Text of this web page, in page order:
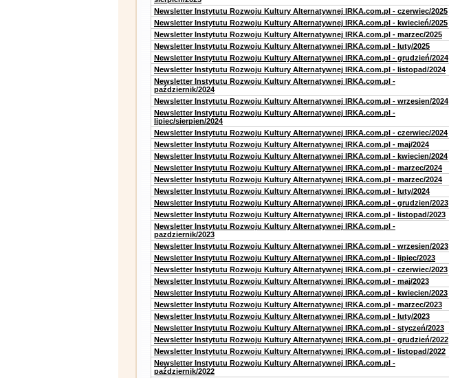
Newsletter Instytutu Rozwoju Kultury Alternatywnej IRKA.com.pl - czerwiec/2025
Newsletter Instytutu Rozwoju Kultury Alternatywnej IRKA.com.pl - kwiecień/2025
Newsletter Instytutu Rozwoju Kultury Alternatywnej IRKA.com.pl - marzec/2025
Newsletter Instytutu Rozwoju Kultury Alternatywnej IRKA.com.pl - luty/2025
Newsletter Instytutu Rozwoju Kultury Alternatywnej IRKA.com.pl - grudzień/2024
Newsletter Instytutu Rozwoju Kultury Alternatywnej IRKA.com.pl - listopad/2024
Newsletter Instytutu Rozwoju Kultury Alternatywnej IRKA.com.pl -
październik/2024
Newsletter Instytutu Rozwoju Kultury Alternatywnej IRKA.com.pl - wrzesien/2024
Newsletter Instytutu Rozwoju Kultury Alternatywnej IRKA.com.pl -
lipiec/sierpien/2024
Newsletter Instytutu Rozwoju Kultury Alternatywnej IRKA.com.pl - czerwiec/2024
Newsletter Instytutu Rozwoju Kultury Alternatywnej IRKA.com.pl - maj/2024
Newsletter Instytutu Rozwoju Kultury Alternatywnej IRKA.com.pl - kwiecien/2024
Newsletter Instytutu Rozwoju Kultury Alternatywnej IRKA.com.pl - marzec/2024
Newsletter Instytutu Rozwoju Kultury Alternatywnej IRKA.com.pl - marzec/2024
Newsletter Instytutu Rozwoju Kultury Alternatywnej IRKA.com.pl - luty/2024
Newsletter Instytutu Rozwoju Kultury Alternatywnej IRKA.com.pl - grudzien/2023
Newsletter Instytutu Rozwoju Kultury Alternatywnej IRKA.com.pl - listopad/2023
Newsletter Instytutu Rozwoju Kultury Alternatywnej IRKA.com.pl -
pazdziernik/2023
Newsletter Instytutu Rozwoju Kultury Alternatywnej IRKA.com.pl - wrzesien/2023
Newsletter Instytutu Rozwoju Kultury Alternatywnej IRKA.com.pl - lipiec/2023
Newsletter Instytutu Rozwoju Kultury Alternatywnej IRKA.com.pl - czerwiec/2023
Newsletter Instytutu Rozwoju Kultury Alternatywnej IRKA.com.pl - maj/2023
Newsletter Instytutu Rozwoju Kultury Alternatywnej IRKA.com.pl - kwiecien/2023
Newsletter Instytutu Rozwoju Kultury Alternatywnej IRKA.com.pl - marzec/2023
Newsletter Instytutu Rozwoju Kultury Alternatywnej IRKA.com.pl - luty/2023
Newsletter Instytutu Rozwoju Kultury Alternatywnej IRKA.com.pl - styczeń/2023
Newsletter Instytutu Rozwoju Kultury Alternatywnej IRKA.com.pl - grudzień/2022
Newsletter Instytutu Rozwoju Kultury Alternatywnej IRKA.com.pl - listopad/2022
Newsletter Instytutu Rozwoju Kultury Alternatywnej IRKA.com.pl -
październik/2022